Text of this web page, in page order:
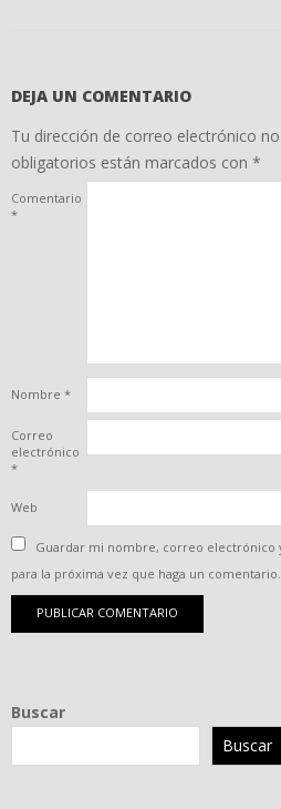
DEJA UN COMENTARIO
Tu dirección de correo electrónico
obligatorios están marcados con *
Comentario
*
Nombre *
Correo
electrónico
*
Web
Guardar mi nombre, correo electrónico
para la próxima vez que haga un comentario.
Buscar
Buscar